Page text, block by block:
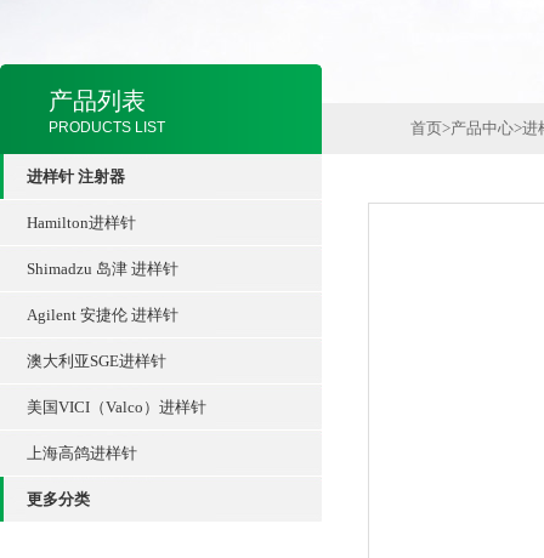
产品列表
PRODUCTS LIST
进样针 注射器
Hamilton进样针
Shimadzu 岛津 进样针
Agilent 安捷伦 进样针
澳大利亚SGE进样针
美国VICI（Valco）进样针
上海高鸽进样针
更多分类
首页>产品中心>进